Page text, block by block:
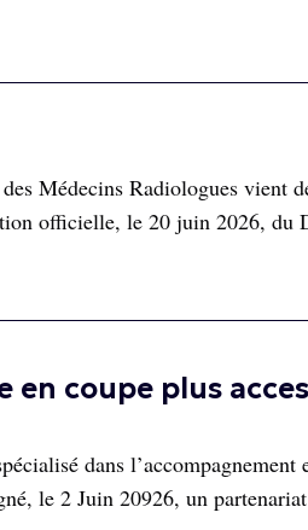
Médecins Radiologues vient
officielle, le 20 juin 2026, du
coupe plus
dans l’accompagnement
le 2 Juin 20926, un